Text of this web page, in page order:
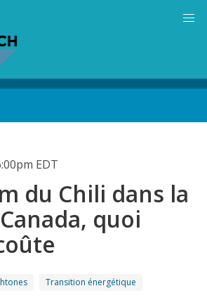
EDT
du Chili dans la
quoi
Transition énergétique